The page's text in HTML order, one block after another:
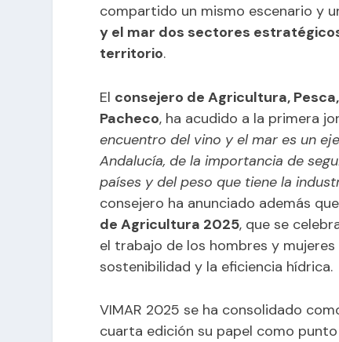
compartido un mismo escenario y
y el mar dos sectores
territorio.
El consejero de Agricultura,
Pacheco, ha acudido a la primera
encuentro del vino y el mar es un
Andalucía, de la importancia de
países y del peso que tiene la
consejero ha anunciado además
de Agricultura 2025, que se
el trabajo de los hombres y
sostenibilidad y la eficiencia hídrica.
VIMAR 2025 se ha consolidado
cuarta edición su papel como